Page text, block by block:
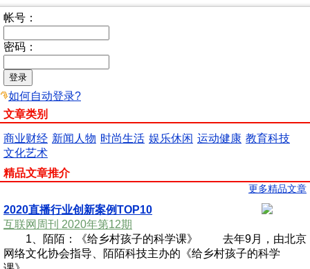
帐号：
密码：
如何自动登录?
文章类别
商业财经 新闻人物 时尚生活 娱乐休闲 运动健康 教育科技
文化艺术
精品文章推介
更多精品文章
2020直播行业创新案例TOP10
互联网周刊 2020年第12期
1、陌陌：《给乡村孩子的科学课》 去年9月，由北京
网络文化协会指导、陌陌科技主办的《给乡村孩子的科学